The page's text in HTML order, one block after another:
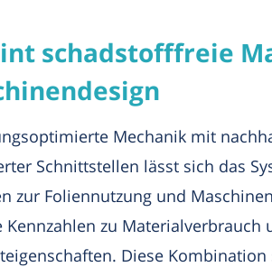
schadstofffreie
Mechanik mit
Schnittstellen lässt sich das
zur Foliennutzung und
zu Materialverbrauch
Diese